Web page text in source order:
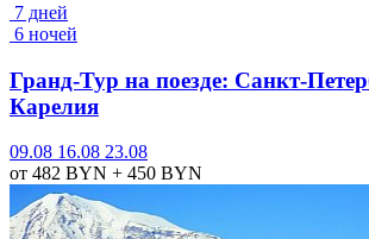
7 дней
6 ночей
Гранд-Тур на поезде: Санкт-
Карелия
09.08 16.08 23.08
от 482 BYN + 450 BYN